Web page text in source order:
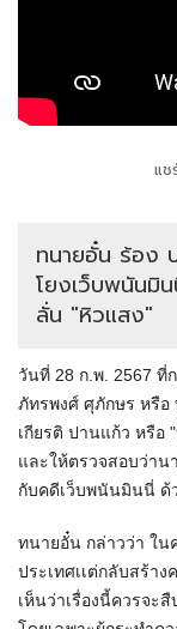
แช
ทนายอั๋น ร้อง
โยงเว็บพนันมิ
ลั่น "หิวแสง"
วันที่ 28 ก.พ. 2567 ที่
ภัทรพงศ์ ศุภักษร หรื
เกียรติ ปานแก้ว หรือ
และให้ตรวจสอบว่าน
กับคดีเว็บพนันมินนี่ ด้
ทนายอั๋น กล่าวว่า ใน
ประเทศเเต่กลับสร้า
เห็นว่าเรื่องนี้ควรจะ